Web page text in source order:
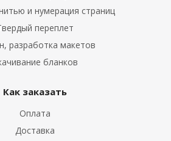
и нумерация страниц
переплет
разработка макетов
бланков
Как заказать
Оплата
Доставка